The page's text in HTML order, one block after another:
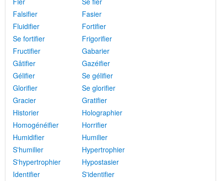
Falsifier
Fasier
Fluidifier
Fortifier
Se fortifier
Frigorifier
Fructifier
Gabarier
Gâtifier
Gazéifier
Gélifier
Se gélifier
Glorifier
Se glorifier
Gracier
Gratifier
Historier
Holographier
Homogénéifier
Horrifier
Humidifier
Humilier
S'humilier
Hypertrophier
S'hypertrophier
Hypostasier
Identifier
S'identifier